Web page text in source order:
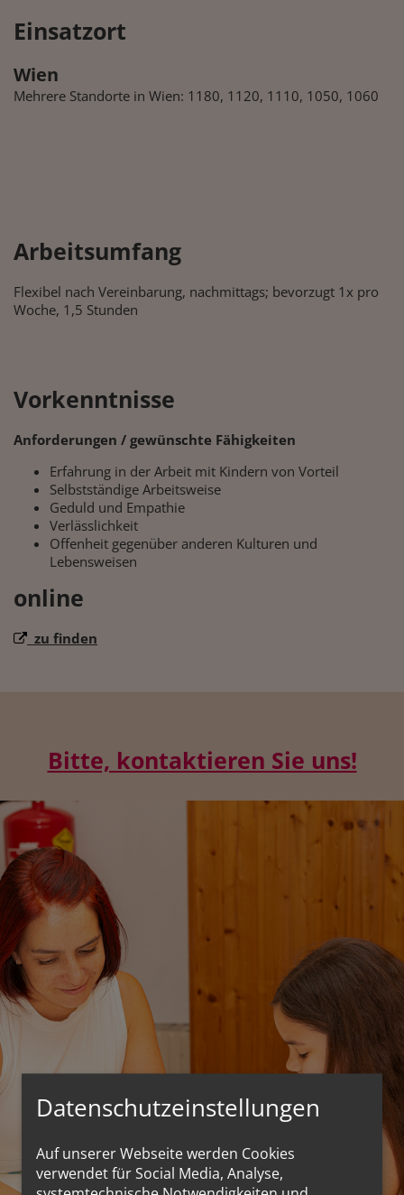
Einsatzort
Wien
Mehrere Standorte in Wien: 1180, 1120, 1110, 1050, 1060
Arbeitsumfang
Flexibel nach Vereinbarung, nachmittags; bevorzugt 1x pro
Woche, 1,5 Stunden
Vorkenntnisse
Anforderungen / gewünschte Fähigkeiten
Erfahrung in der Arbeit mit Kindern von Vorteil
Selbstständige Arbeitsweise
Geduld und Empathie
Verlässlichkeit
Offenheit gegenüber anderen Kulturen und
Lebensweisen
online
zu finden
Bitte, kontaktieren Sie uns!
Datenschutzeinstellungen
Auf unserer Webseite werden Cookies
verwendet für Social Media, Analyse,